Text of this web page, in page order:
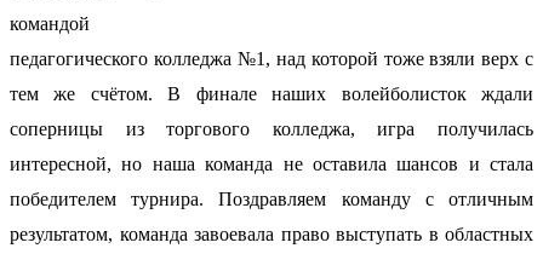
командой
педагогического колледжа №1, над которой тоже взяли верх с
тем же счётом. В финале наших волейболисток ждали
соперницы из торгового колледжа, игра получилась
интересной, но наша команда не оставила шансов и стала
победителем турнира. Поздравляем команду с отличным
результатом, команда завоевала право выступать в областных